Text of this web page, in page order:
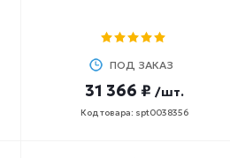
ПОД ЗАКАЗ
31 366 ₽ /шт.
Код товара: spt0038356